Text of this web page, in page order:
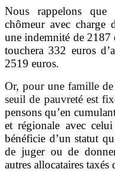
Nous rappelons
chômeur avec charge
une indemnité de 2187
touchera 332 euros
2519 euros.
Or, pour une famille
seuil de pauvreté est
pensons qu’en
et régionale avec
bénéficie d’un statut
de juger ou de
autres allocataires taxés